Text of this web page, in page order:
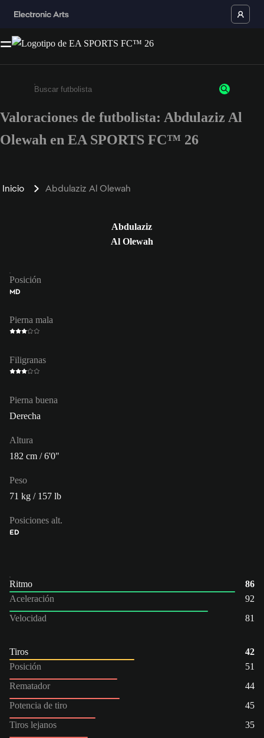
Escribe un mínimo de 3 caracteres o números.
Valoraciones de futbolista: Abdulaziz Al
Olewah en EA SPORTS FC™ 26
Inicio Abdulaziz Al Olewah
Abdulaziz
Al Olewah
Posición
MD
Pierna mala
Filigranas
Pierna buena
Derecha
Altura
182 cm / 6'0"
Peso
71 kg / 157 lb
Posiciones alt.
ED
Ritmo
86
Aceleración
92
Velocidad
81
Tiros
42
Posición
51
Rematador
44
Potencia de tiro
45
Tiros lejanos
35